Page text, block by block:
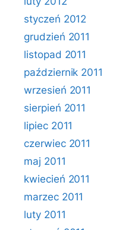
styczeń 2012
grudzień 2011
listopad 2011
październik 2011
wrzesień 2011
sierpień 2011
lipiec 2011
czerwiec 2011
maj 2011
kwiecień 2011
marzec 2011
luty 2011